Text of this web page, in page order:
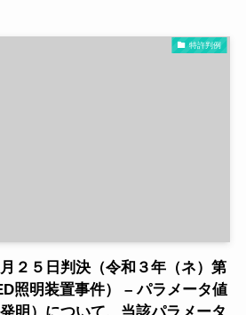
特許判例
２５日判決（令和３年（ネ）第
照明装置事件） – パラメータ値